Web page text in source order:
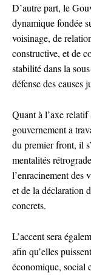
D’autre part, le
dynamique fondée
voisinage, de
constructive, et de
stabilité dans la
défense des causes
Quant à l’axe
gouvernement a
du premier front, il
mentalités
l’enracinement des
et de la déclaration
concrets.
L’accent sera
afin qu’elles
économique, social